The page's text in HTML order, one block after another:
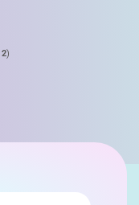
2)